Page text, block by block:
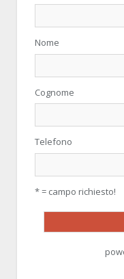
Nome
Cognome
Telefono
* = campo richiesto!